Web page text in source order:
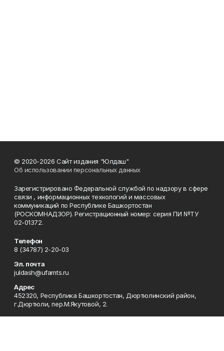
© 2020-2026 Сайт издания "Юлдаш"
Об использовании персональных данных
Зарегистрировано Федеральной службой по надзору в сфере
связи , информационных технологий и массовых
коммуникаций по Республике Башкортостан
(РОСКОМНАДЗОР). Регистрационный номер: серия ПИ №ТУ
02-01372.
Телефон
8 (34787) 2-20-03
Эл. почта
juldash@ufamts.ru
Адрес
452320, Республика Башкортостан, Дюртюлинский район,
г.Дюртюли, пер.М.Якутовой, 2.
Рекламная служба